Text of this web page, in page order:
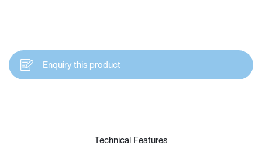
Enquiry this product
Technical Features